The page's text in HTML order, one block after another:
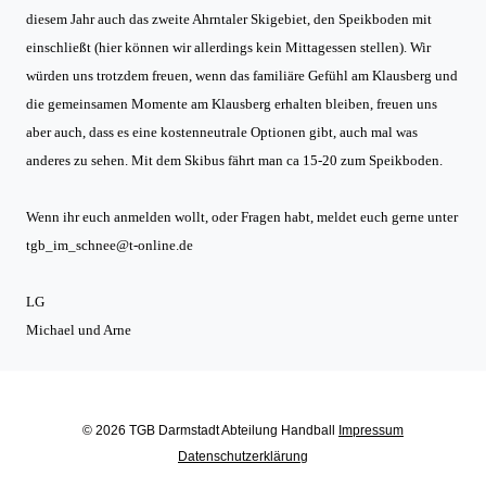
diesem Jahr auch das zweite Ahrntaler Skigebiet, den Speikboden mit
einschließt (hier können wir allerdings kein Mittagessen stellen). Wir
würden uns trotzdem freuen, wenn das familiäre Gefühl am Klausberg und
die gemeinsamen Momente am Klausberg erhalten bleiben, freuen uns
aber auch, dass es eine kostenneutrale Optionen gibt, auch mal was
anderes zu sehen. Mit dem Skibus fährt man ca 15-20 zum Speikboden.
Wenn ihr euch anmelden wollt, oder Fragen habt, meldet euch gerne unter
tgb_im_schnee@t-online.de
LG
Michael und Arne
© 2026 TGB Darmstadt Abteilung Handball
Impressum
Datenschutzerklärung